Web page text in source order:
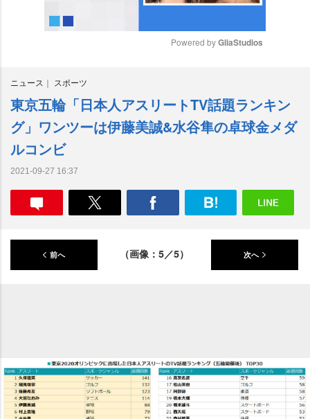
t
e
Powered by GliaStudios
ニュース スポーツ
東京五輪「日本人アスリートTV話題ランキン
グ」ワンツーは伊藤美誠&水谷隼の卓球金メダ
ルコンビ
2021-09-27 16:37
前へ （画像：5／5） 次へ